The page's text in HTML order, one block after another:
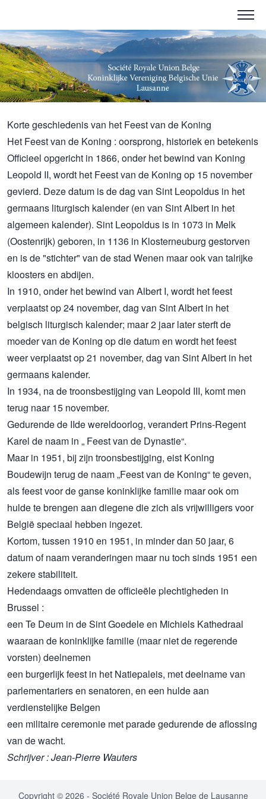
Korte geschiedenis van het Feest van de Koning
Het Feest van de Koning : oorsprong, historiek en betekenis
Officieel opgericht in 1866, onder het bewind van Koning
Leopold II, wordt het Feest van de Koning op 15 november
gevierd. Deze datum is de dag van Sint Leopoldus in het
germaans liturgisch kalender (en van Sint Albert in het
algemeen kalender). Sint Leopoldus is in 1073 in Melk
(Oostenrijk) geboren, in 1136 in Klosterneuburg gestorven
en is de "stichter" van de stad Wenen maar ook van talrijke
kloosters en abdijen.
In 1910, onder het bewind van Albert I, wordt het feest
verplaatst op 24 november, dag van Sint Albert in het
belgisch liturgisch kalender; maar 2 jaar later sterft de
moeder van de Koning op die datum en wordt het feest
weer verplaatst op 21 november, dag van Sint Albert in het
germaans kalender.
In 1934, na de troonsbestijging van Leopold III, komt men
terug naar 15 november.
Gedurende de IIde wereldoorlog, verandert Prins-Regent
Karel de naam in „ Feest van de Dynastie“.
Maar in 1951, bij zijn troonsbestijging, eist Koning
Boudewijn terug de naam „Feest van de Koning“ te geven,
als feest voor de ganse koninklijke familie maar ook om
hulde te brengen aan diegene die zich als vrijwilligers voor
België speciaal hebben ingezet.
Kortom, tussen 1910 en 1951, in minder dan 50 jaar, 6
datum of naam veranderingen maar nu toch sinds 1951 een
zekere stabiliteit.
Hedendaags omvatten de officieële plechtigheden in
Brussel :
een Te Deum in de Sint Goedele en Michiels Kathedraal
waaraan de koninklijke familie (maar niet de regerende
vorsten) deelnemen
een burgerlijk feest in het Natiepaleis, met deelname van
parlementariers en senatoren, en een hulde aan
verdienstelijke Belgen
een militaire ceremonie met parade gedurende de aflossing
van de wacht.
Schrijver : Jean-Pierre Wauters
Copyright © 2026 - Société Royale Union Belge de Lausanne